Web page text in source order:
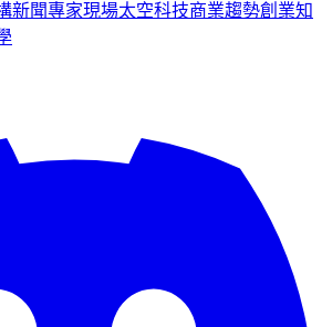
新聞專家現場太空科技商業趨勢創業知